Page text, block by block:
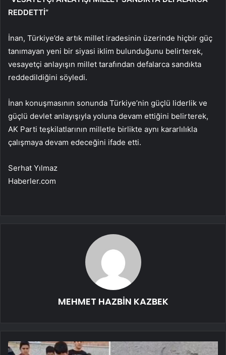
REDDETTİ”
İnan, Türkiye’de artık millet iradesinin üzerinde hiçbir güç
tanımayan yeni bir siyasi iklim bulunduğunu belirterek,
vesayetçi anlayışın millet tarafından defalarca sandıkta
reddedildiğini söyledi.
İnan konuşmasının sonunda Türkiye’nin güçlü liderlik ve
güçlü devlet anlayışıyla yoluna devam ettiğini belirterek,
AK Parti teşkilatlarının milletle birlikte aynı kararlılıkla
çalışmaya devam edeceğini ifade etti.
Serhat Yılmaz
Haberler.com
MEHMET HAZBİN KAZBEK